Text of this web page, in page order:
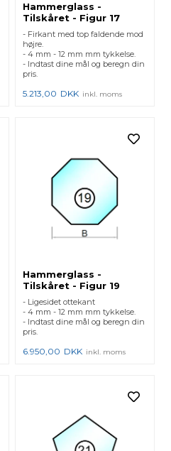
Hammerglass -
Tilskåret - Figur 17
- Firkant med top faldende mod
højre.
- 4 mm - 12 mm mm tykkelse.
- Indtast dine mål og beregn din
pris.
5.213,00 DKK inkl. moms
Hammerglass -
Tilskåret - Figur 19
- Ligesidet ottekant
- 4 mm - 12 mm mm tykkelse.
- Indtast dine mål og beregn din
pris.
6.950,00 DKK inkl. moms